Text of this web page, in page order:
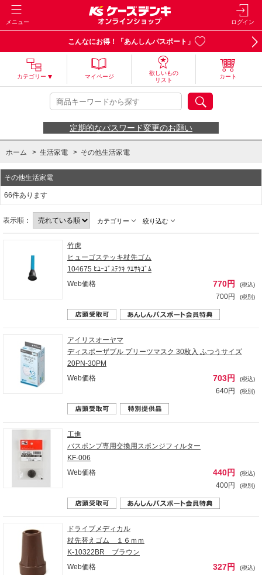
メニュー ログイン
こんなにお得！「あんしんパスポート」
カテゴリー マイページ
欲しいもの
リスト
カート
定期的なパスワード変更のお願い
ホーム > 生活家電 > その他生活家電
その他生活家電
66件あります
表示順： カテゴリー 絞り込む
竹虎
ヒューゴステッキ杖先ゴム
104675 ﾋﾕｰｺﾞｽﾃﾂｷ ﾂｴｻｷｺﾞﾑ
Web価格
770円 (税込)
700円 (税別)
アイリスオーヤマ
ディスポーザブル プリーツマスク 30枚入 ふつうサイズ
20PN-30PM
Web価格
703円 (税込)
640円 (税別)
工進
バスポンプ専用交換用スポンジフィルター
KF-006
Web価格
440円 (税込)
400円 (税別)
ドライブメディカル
杖先替えゴム １６ｍｍ
K-10322BR ブラウン
Web価格
327円 (税込)